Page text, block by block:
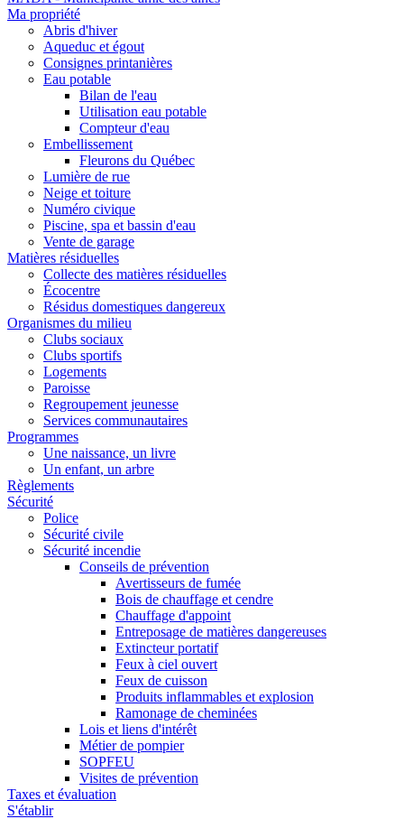
Ma propriété
Abris d'hiver
Aqueduc et égout
Consignes printanières
Eau potable
Bilan de l'eau
Utilisation eau potable
Compteur d'eau
Embellissement
Fleurons du Québec
Lumière de rue
Neige et toiture
Numéro civique
Piscine, spa et bassin d'eau
Vente de garage
Matières résiduelles
Collecte des matières résiduelles
Écocentre
Résidus domestiques dangereux
Organismes du milieu
Clubs sociaux
Clubs sportifs
Logements
Paroisse
Regroupement jeunesse
Services communautaires
Programmes
Une naissance, un livre
Un enfant, un arbre
Règlements
Sécurité
Police
Sécurité civile
Sécurité incendie
Conseils de prévention
Avertisseurs de fumée
Bois de chauffage et cendre
Chauffage d'appoint
Entreposage de matières dangereuses
Extincteur portatif
Feux à ciel ouvert
Feux de cuisson
Produits inflammables et explosion
Ramonage de cheminées
Lois et liens d'intérêt
Métier de pompier
SOPFEU
Visites de prévention
Taxes et évaluation
S'établir